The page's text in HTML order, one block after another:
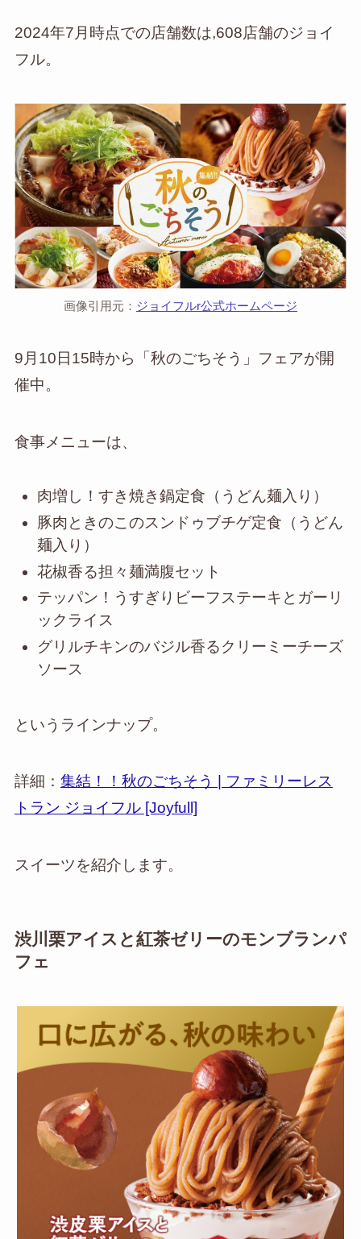
2024年7月時点での店舗数は,608店舗のジョイ
フル。
画像引用元： ジョイフルr公式ホームページ
9月10日15時から「秋のごちそう」フェアが開
催中。
食事メニューは、
肉増し！すき焼き鍋定食（うどん麺入り）
豚肉ときのこのスンドゥブチゲ定食（うどん
麺入り）
花椒香る担々麺満腹セット
テッパン！うすぎりビーフステーキとガーリ
ックライス
グリルチキンのバジル香るクリーミーチーズ
ソース
というラインナップ。
詳細： 集結！！秋のごちそう | ファミリーレス
トラン ジョイフル [Joyfull]
スイーツを紹介します。
渋川栗アイスと紅茶ゼリーのモンブランパ
フェ